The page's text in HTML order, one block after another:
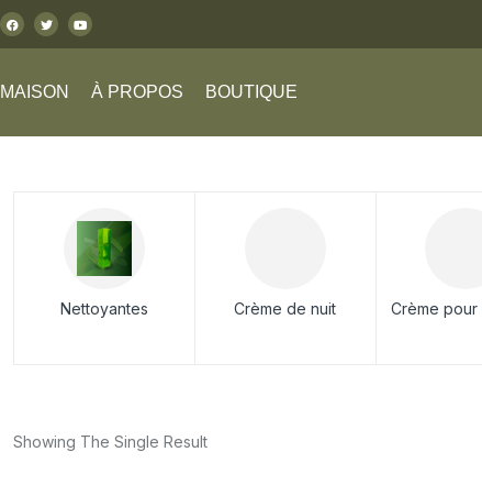
MAISON À PROPOS BOUTIQUE
Nettoyantes Crème de nuit Crème
Showing The Single Result